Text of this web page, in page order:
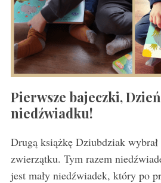
Pierwsze bajeczki,
niedźwiadku!
Drugą książkę Dziubdziak
zwierzątku. Tym razem
jest mały niedźwiadek, który po